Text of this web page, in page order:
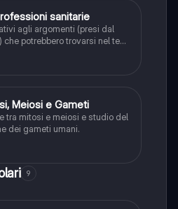
sanitarie
agli argomenti (presi dal
potrebbero trovarsi nel test
Appunti realizzati
e libro ALPHATEST
Meiosi e Gameti
tra mitosi e meiosi e studio del
dei gameti umani.
9